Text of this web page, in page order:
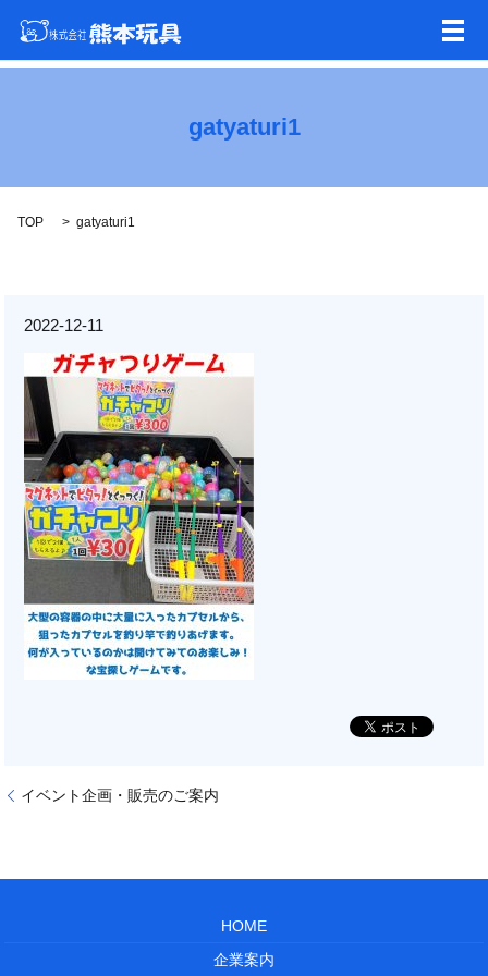
メ
gatyaturi1
TOP gatyaturi1
2022-12-11
イベント企画・販売のご案内
HOME
企業案内